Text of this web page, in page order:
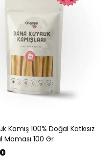
Kamış 100% Doğal Katkısız
Maması 100 Gr